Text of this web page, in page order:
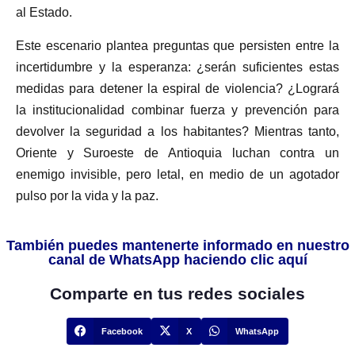
al Estado.
Este escenario plantea preguntas que persisten entre la
incertidumbre y la esperanza: ¿serán suficientes estas
medidas para detener la espiral de violencia? ¿Logrará
la institucionalidad combinar fuerza y prevención para
devolver la seguridad a los habitantes? Mientras tanto,
Oriente y Suroeste de Antioquia luchan contra un
enemigo invisible, pero letal, en medio de un agotador
pulso por la vida y la paz.
También puedes mantenerte informado en nuestro
canal de WhatsApp haciendo clic aquí
Comparte en tus redes sociales
Facebook X WhatsApp